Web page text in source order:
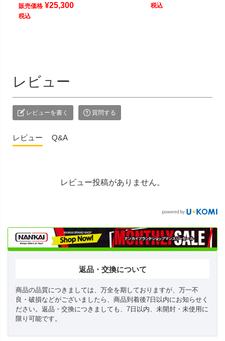
販売価格 ¥25,300
税込
税込
レビュー
レビューを書く 質問する
レビュー Q&A
レビュー投稿がありません。
返品・交換について
商品の品質につきましては、万全を期しておりますが、万一不
良・破損などがございましたら、商品到着後7日以内にお知らせく
ださい。返品・交換につきましても、7日以内、未開封・未使用に
限り可能です。